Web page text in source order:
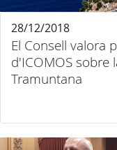
El Consell valora
d'ICOMOS sobre
Tramuntana
28/12/2018